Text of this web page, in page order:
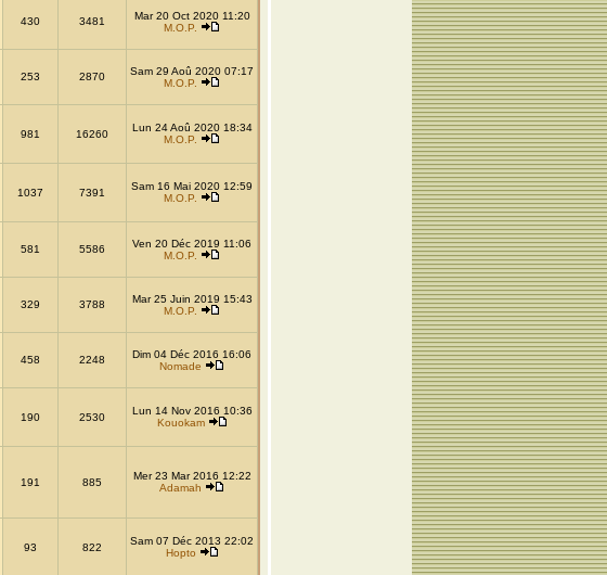
430 3481
Mar 20 Oct 2020 11:20
M.O.P.
253 2870
Sam 29 Aoû 2020 07:17
M.O.P.
981 16260
Lun 24 Aoû 2020 18:34
M.O.P.
1037 7391
Sam 16 Mai 2020 12:59
M.O.P.
581 5586
Ven 20 Déc 2019 11:06
M.O.P.
329 3788
Mar 25 Juin 2019 15:43
M.O.P.
458 2248
Dim 04 Déc 2016 16:06
Nomade
190 2530
Lun 14 Nov 2016 10:36
Kouokam
191 885
Mer 23 Mar 2016 12:22
Adamah
93 822
Sam 07 Déc 2013 22:02
Hopto